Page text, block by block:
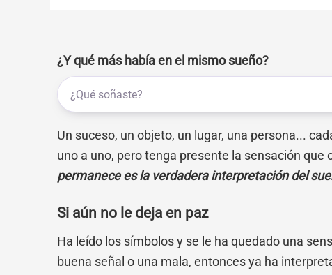
¿Y qué más había en el mismo sueño?
Un suceso, un objeto, un lugar, una persona...
uno a uno, pero tenga presente la sensación que
permanece es la verdadera interpretación del
Si aún no le deja en paz
Ha leído los símbolos y se le ha quedado una
buena señal o una mala, entonces ya ha